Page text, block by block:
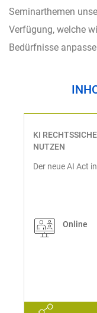
Seminarthemen
Verfügung, welche
Bedürfnisse
KI
NUTZEN
Der neue AI Act
Online